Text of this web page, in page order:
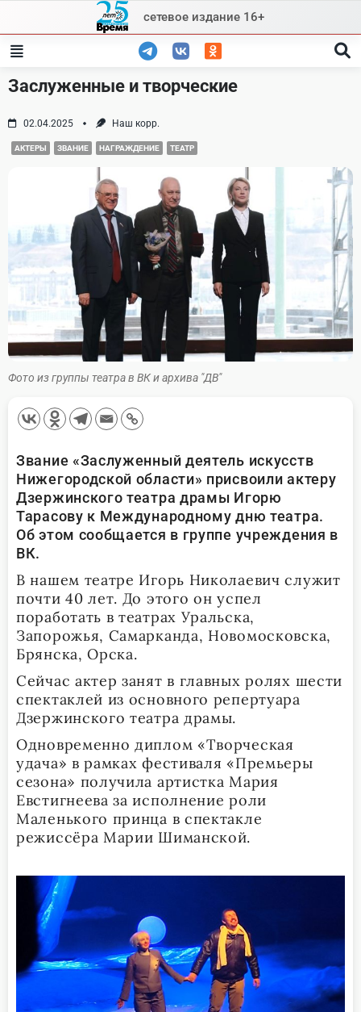
content
сетевое издание 16+
Заслуженные и творческие
02.04.2025 Наш корр.
АКТЕРЫ ЗВАНИЕ НАГРАЖДЕНИЕ ТЕАТР
Фото из группы театра в ВК и архива "ДВ"
Звание «Заслуженный деятель искусств
Нижегородской области» присвоили актеру
Дзержинского театра драмы Игорю
Тарасову к Международному дню театра.
Об этом сообщается в группе учреждения в
ВК.
В нашем театре Игорь Николаевич служит
почти 40 лет. До этого он успел
поработать в театрах Уральска,
Запорожья, Самарканда, Новомосковска,
Брянска, Орска.
Сейчас актер занят в главных ролях шести
спектаклей из основного репертуара
Дзержинского театра драмы.
Одновременно диплом «Творческая
удача» в рамках фестиваля «Премьеры
сезона» получила артистка Мария
Евстигнеева за исполнение роли
Маленького принца в спектакле
режиссёра Марии Шиманской.